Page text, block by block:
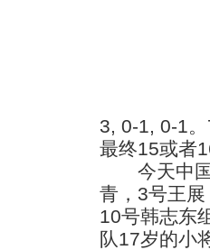
3, 0-1, 0-1
最终15或者
今天中国
青，3号王
10号韩志东
队17岁的小